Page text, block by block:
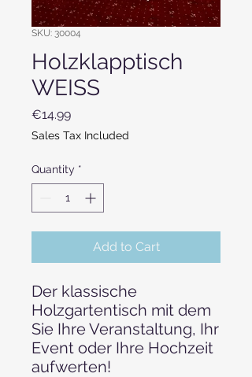
SKU: 30004
Holzklapptisch
WEISS
€14.99Price
Sales Tax Included
Quantity *
Add to Cart
Der klassische
Holzgartentisch mit dem
Sie Ihre Veranstaltung, Ihr
Event oder Ihre Hochzeit
aufwerten!